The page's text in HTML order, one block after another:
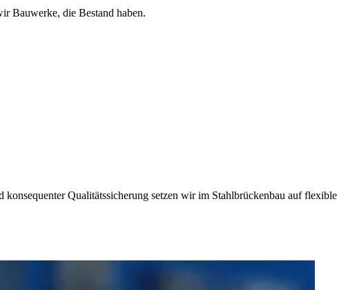
Bauwerke, die Bestand haben.
Qualitätssicherung setzen wir im Stahlbrückenbau auf flexible